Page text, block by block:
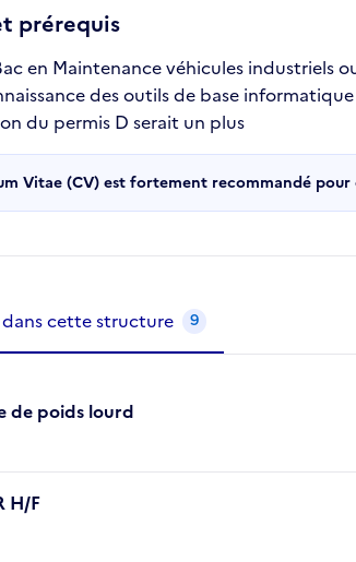
prérequis
en Maintenance véhicules industriels
des outils de base
du permis D serait un plus
Vitae (CV) est fortement recommandé
structure
cette structure 9
de poids lourd
H/F